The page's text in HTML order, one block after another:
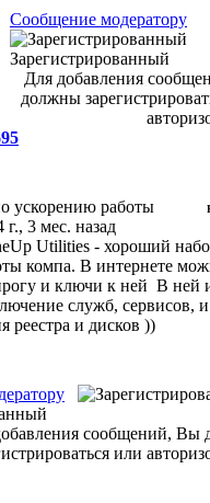
Сообщение модератору
Зарегистрированный
Для добавления
должны
ускорению работы
г., 3 мес. назад
Utilities - хороший
компа. В интернете
и ключи к ней В ней
служб, сервисов,
реестра и дисков ))
сообщений, Вы
или